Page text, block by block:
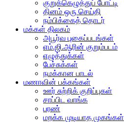
குறுக்கெழுத்துப் போட்டி
தினம் ஒரு செய்தி
நம்பிக்கைத் தொடர்
மக்கள் திலகம்
அபூர்வ புகைப்படங்கள்
எம்.ஜி.ஆரின் குறும்படம்
எழுத்துக்கள்
பேச்சுக்கள்
நமக்கான பாடல்
மணாவின் பக்கங்கள்
ஊர் சுற்றிக் குறிப்புகள்
சாப்பிட வாங்க
பரண்
மறக்க முடியாத முகங்கள்